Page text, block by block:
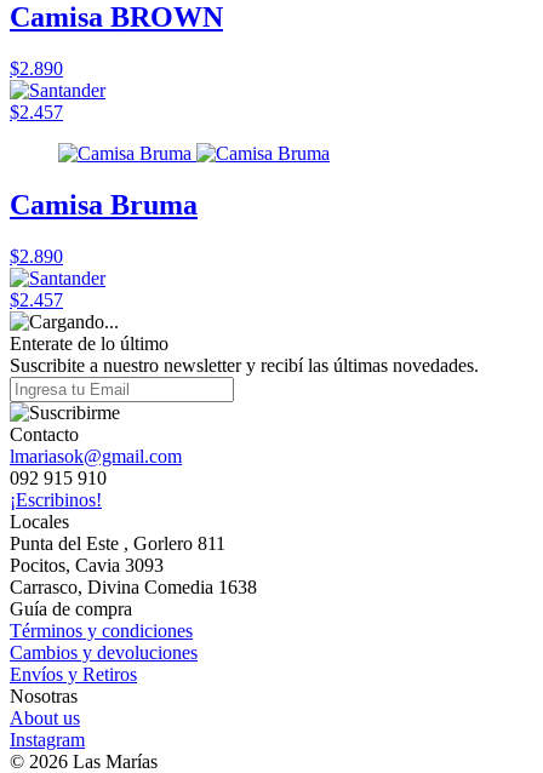
Camisa BROWN
$2.890
$2.457
Camisa Bruma
$2.890
$2.457
Enterate de lo último
Suscribite a nuestro newsletter y recibí las últimas novedades.
Contacto
lmariasok@gmail.com
092 915 910
¡Escribinos!
Locales
Punta del Este , Gorlero 811
Pocitos, Cavia 3093
Carrasco, Divina Comedia 1638
Guía de compra
Términos y condiciones
Cambios y devoluciones
Envíos y Retiros
Nosotras
About us
Instagram
© 2026 Las Marías